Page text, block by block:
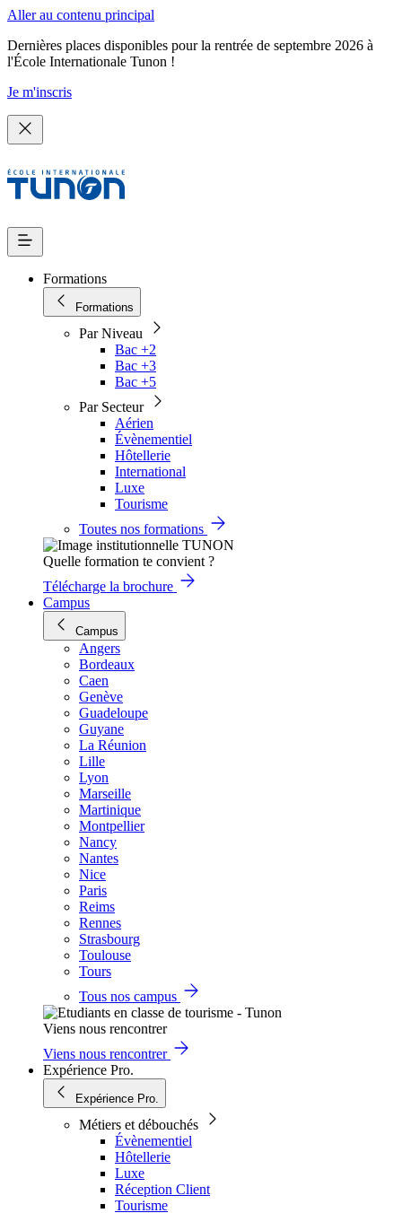
Aller au contenu principal
Dernières places disponibles pour la rentrée de septembre 2026 à
l'École Internationale Tunon !
Je m'inscris
Formations
Formations
Par Niveau
Bac +2
Bac +3
Bac +5
Par Secteur
Aérien
Évènementiel
Hôtellerie
International
Luxe
Tourisme
Toutes nos formations
Quelle formation te convient ?
Télécharge la brochure
Campus
Campus
Angers
Bordeaux
Caen
Genève
Guadeloupe
Guyane
La Réunion
Lille
Lyon
Marseille
Martinique
Montpellier
Nancy
Nantes
Nice
Paris
Reims
Rennes
Strasbourg
Toulouse
Tours
Tous nos campus
Viens nous rencontrer
Viens nous rencontrer
Expérience Pro.
Expérience Pro.
Métiers et débouchés
Évènementiel
Hôtellerie
Luxe
Réception Client
Tourisme